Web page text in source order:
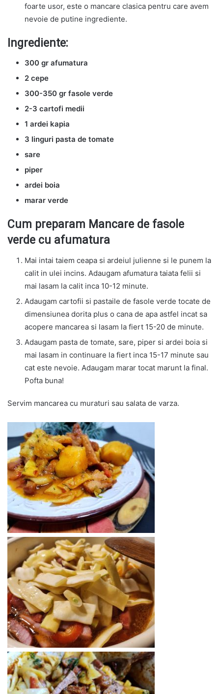
foarte usor, este o mancare clasica pentru care avem
nevoie de putine ingrediente.
Ingrediente:
300 gr afumatura
2 cepe
300-350 gr fasole verde
2-3 cartofi medii
1 ardei kapia
3 linguri pasta de tomate
sare
piper
ardei boia
marar verde
Cum preparam Mancare de fasole
verde cu afumatura
Mai intai taiem ceapa si ardeiul julienne si le punem la
calit in ulei incins. Adaugam afumatura taiata felii si
mai lasam la calit inca 10-12 minute.
Adaugam cartofii si pastaile de fasole verde tocate de
dimensiunea dorita plus o cana de apa astfel incat sa
acopere mancarea si lasam la fiert 15-20 de minute.
Adaugam pasta de tomate, sare, piper si ardei boia si
mai lasam in continuare la fiert inca 15-17 minute sau
cat este nevoie. Adaugam marar tocat marunt la final.
Pofta buna!
Servim mancarea cu muraturi sau salata de varza.